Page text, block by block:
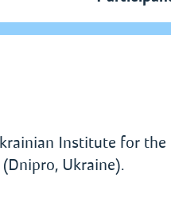
Institute for
Ukraine).